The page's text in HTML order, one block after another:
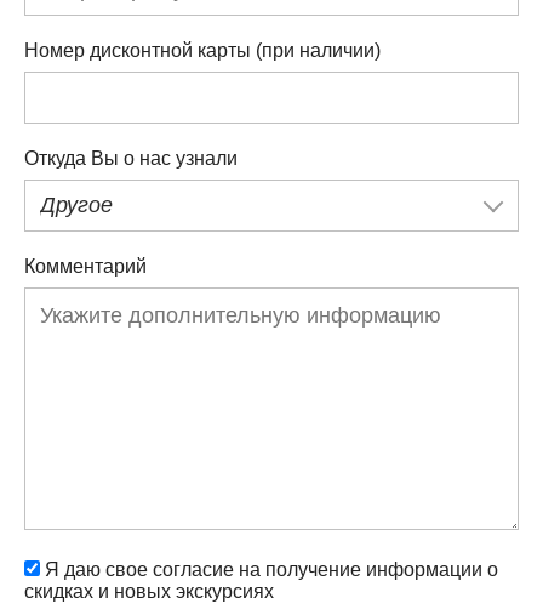
Номер дисконтной карты (при наличии)
Откуда Вы о нас узнали
Другое
Комментарий
Я даю свое согласие на получение информации о
скидках и новых экскурсиях